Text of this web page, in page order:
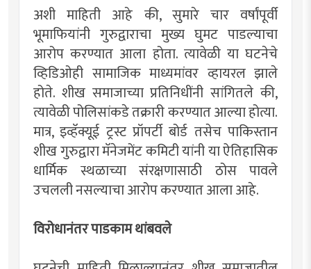
अशी माहिती आहे की, सुमारे चार वर्षांपूर्वी
भूमाफियांनी गुरुद्वाराचा मुख्य घुमट पाडल्याचा
आरोप करण्यात आला होता. त्यावेळी या घटनेचे
व्हिडिओही सामाजिक माध्यमांवर व्हायरल झाले
होते. शीख समाजाच्या प्रतिनिधींनी सांगितले की,
त्यावेळी पोलिसांकडे तक्रारी करण्यात आल्या होत्या.
मात्र, इव्हॅक्यूई ट्रस्ट प्रॉपर्टी बोर्ड तसेच पाकिस्तान
शीख गुरुद्वारा मॅनेजमेंट कमिटी यांनी या ऐतिहासिक
धार्मिक स्थळाच्या संरक्षणासाठी ठोस पावले
उचलली नसल्याचा आरोप करण्यात आला आहे.
विरोधानंतर पाडकाम थांबवले